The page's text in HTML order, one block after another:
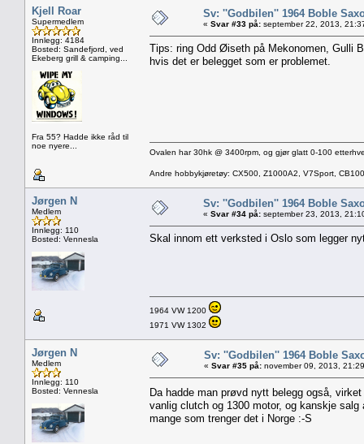
Kjell Roar
Supermedlem
Innlegg: 4184
Bosted: Sandefjord, ved
Ekeberg grill & camping...
Fra 55? Hadde ikke råd til
noe nyere...
Sv: ''Godbilen'' 1964 Boble
« Svar #33 på: september 22, 2013,
Tips: ring Odd Øiseth på Mekonomen, Gulli
hvis det er belegget som er problemet.
Ovalen har 30hk @ 3400rpm, og gjør glatt 0-100
Andre hobbykjøretøy: CX500, Z1000A2, V7Sport, CB100
Jørgen N
Medlem
Innlegg: 110
Bosted: Vennesla
Sv: ''Godbilen'' 1964 Boble
« Svar #34 på: september 23, 2013,
Skal innom ett verksted i Oslo som legger
1964 VW 1200
1971 VW 1302
Jørgen N
Medlem
Innlegg: 110
Bosted: Vennesla
Sv: ''Godbilen'' 1964 Boble
« Svar #35 på: november 09, 2013,
Da hadde man prøvd nytt belegg også,
vanlig clutch og 1300 motor, og kanskje
mange som trenger det i Norge :-S